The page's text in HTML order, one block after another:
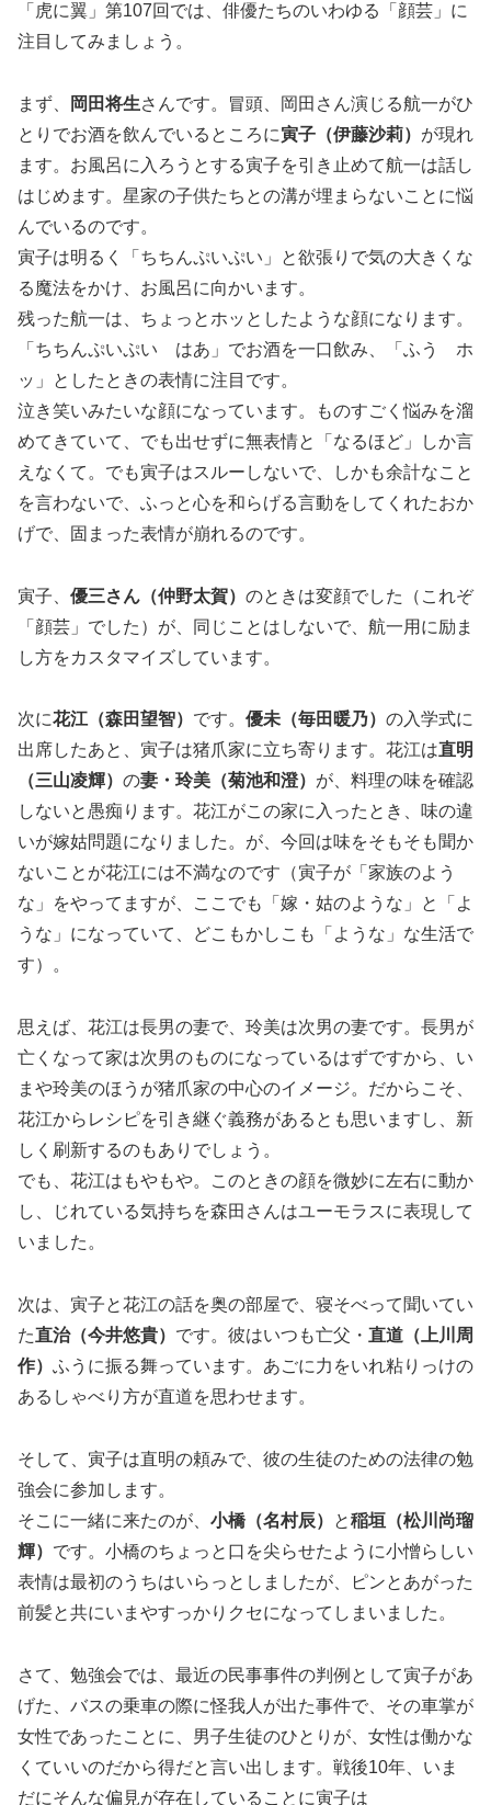
「虎に翼」第107回では、俳優たちのいわゆる「顔芸」に
注目してみましょう。
まず、 岡田将生さんです。冒頭、岡田さん演じる航一がひ
とりでお酒を飲んでいるところに寅子（伊藤沙莉） が現れ
ます。お風呂に入ろうとする寅子を引き止めて航一は話し
はじめます。星家の子供たちとの溝が埋まらないことに悩
んでいるのです。
寅子は明るく「ちちんぷいぷい」と欲張りで気の大きくな
る魔法をかけ、お風呂に向かいます。
残った航一は、ちょっとホッとしたような顔になります。
「ちちんぷいぷい はあ」でお酒を一口飲み、「ふう ホ
ッ」としたときの表情に注目です。
泣き笑いみたいな顔になっています。ものすごく悩みを溜
めてきていて、でも出せずに無表情と「なるほど」しか言
えなくて。でも寅子はスルーしないで、しかも余計なこと
を言わないで、ふっと心を和らげる言動をしてくれたおか
げで、固まった表情が崩れるのです。
寅子、 優三さん（仲野太賀） のときは変顔でした（これぞ
「顔芸」でした）が、同じことはしないで、航一用に励ま
し方をカスタマイズしています。
次に花江（森田望智） です。 優未（毎田暖乃） の入学式に
出席したあと、寅子は猪爪家に立ち寄ります。花江は直明
（三山凌輝） の妻・玲美（菊池和澄） が、料理の味を確認
しないと愚痴ります。花江がこの家に入ったとき、味の違
いが嫁姑問題になりました。が、今回は味をそもそも聞か
ないことが花江には不満なのです（寅子が「家族のよう
な」をやってますが、ここでも「嫁・姑のような」と「よ
うな」になっていて、どこもかしこも「ような」な生活で
す）。
思えば、花江は長男の妻で、玲美は次男の妻です。長男が
亡くなって家は次男のものになっているはずですから、い
まや玲美のほうが猪爪家の中心のイメージ。だからこそ、
花江からレシピを引き継ぐ義務があるとも思いますし、新
しく刷新するのもありでしょう。
でも、花江はもやもや。このときの顔を微妙に左右に動か
し、じれている気持ちを森田さんはユーモラスに表現して
いました。
次は、寅子と花江の話を奥の部屋で、寝そべって聞いてい
た直治（今井悠貴） です。彼はいつも亡父・ 直道（上川周
作） ふうに振る舞っています。あごに力をいれ粘りっけの
あるしゃべり方が直道を思わせます。
そして、寅子は直明の頼みで、彼の生徒のための法律の勉
強会に参加します。
そこに一緒に来たのが、 小橋（名村辰） と稲垣（松川尚瑠
輝） です。小橋のちょっと口を尖らせたように小憎らしい
表情は最初のうちはいらっとしましたが、ピンとあがった
前髪と共にいまやすっかりクセになってしまいました。
さて、勉強会では、最近の民事事件の判例として寅子があ
げた、バスの乗車の際に怪我人が出た事件で、その車掌が
女性であったことに、男子生徒のひとりが、女性は働かな
くていいのだから得だと言い出します。戦後10年、いま
だにそんな偏見が存在していることに寅子は